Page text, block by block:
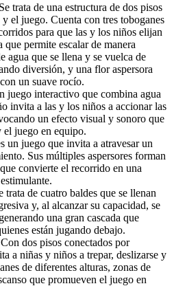
Se trata de una estructura de dos pisos
el juego. Cuenta con tres toboganes
para que las y los niños elijan
permite escalar de manera
agua que se llena y se vuelca de
diversión, y una flor aspersora
un suave rocío.
juego interactivo que combina agua
invita a las y los niños a accionar las
un efecto visual y sonoro que
juego en equipo.
un juego que invita a atravesar un
Sus múltiples aspersores forman
convierte el recorrido en una
trata de cuatro baldes que se llenan
y, al alcanzar su capacidad, se
una gran cascada que
están jugando debajo.
Con dos pisos conectados por
a niñas y niños a trepar, deslizarse y
de diferentes alturas, zonas de
que promueven el juego en